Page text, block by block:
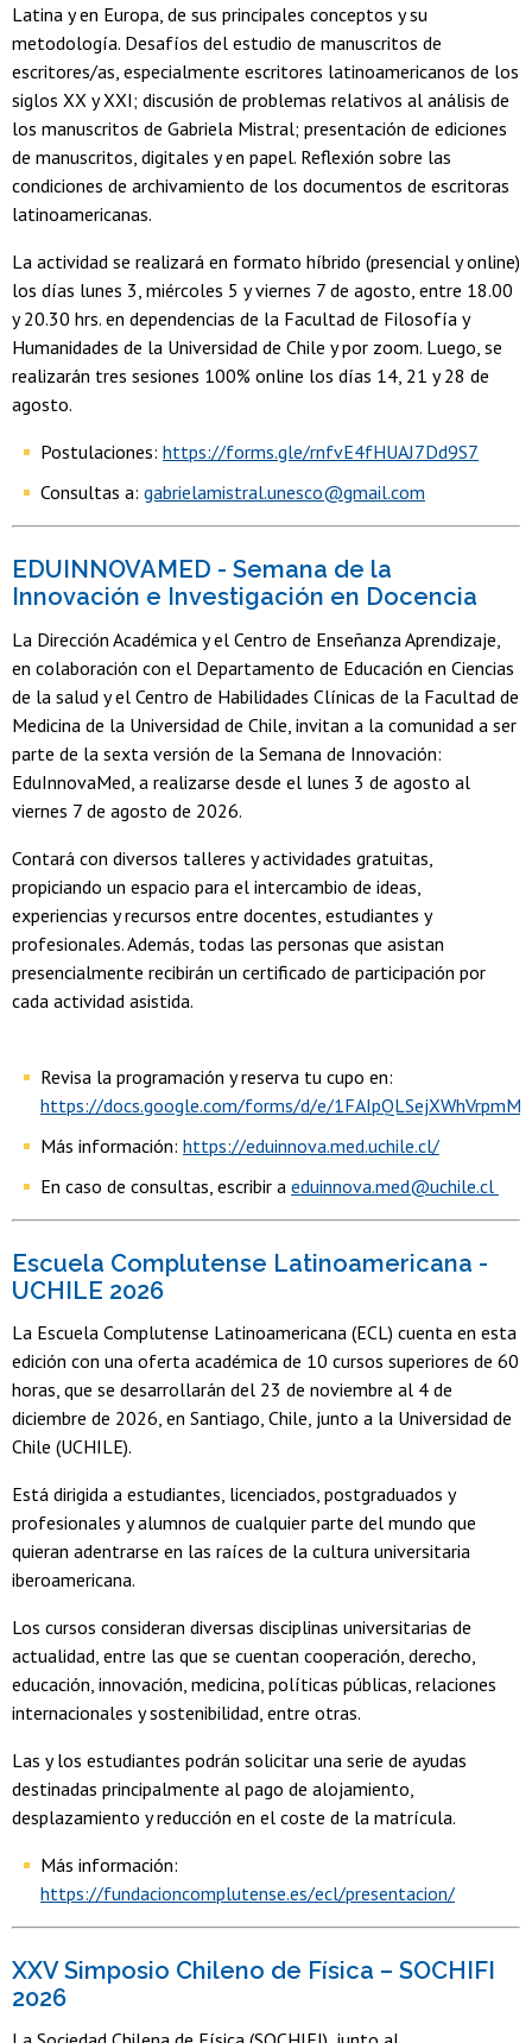
Latina y en Europa, de sus principales conceptos y su
metodología. Desafíos del estudio de manuscritos de
escritores/as, especialmente escritores latinoamericanos de los
siglos XX y XXI; discusión de problemas relativos al análisis de
los manuscritos de Gabriela Mistral; presentación de ediciones
de manuscritos, digitales y en papel. Reflexión sobre las
condiciones de archivamiento de los documentos de escritoras
latinoamericanas.
La actividad se realizará en formato híbrido (presencial y online)
los días lunes 3, miércoles 5 y viernes 7 de agosto, entre 18.00
y 20.30 hrs. en dependencias de la Facultad de Filosofía y
Humanidades de la Universidad de Chile y por zoom. Luego, se
realizarán tres sesiones 100% online los días 14, 21 y 28 de
agosto.
Postulaciones: https://forms.gle/rnfvE4fHUAJ7Dd9S7
Consultas a: gabrielamistral.unesco@gmail.com
EDUINNOVAMED - Semana de la
Innovación e Investigación en Docencia
La Dirección Académica y el Centro de Enseñanza Aprendizaje,
en colaboración con el Departamento de Educación en Ciencias
de la salud y el Centro de Habilidades Clínicas de la Facultad de
Medicina de la Universidad de Chile, invitan a la comunidad a ser
parte de la sexta versión de la Semana de Innovación:
EduInnovaMed, a realizarse desde el lunes 3 de agosto al
viernes 7 de agosto de 2026.
Contará con diversos talleres y actividades gratuitas,
propiciando un espacio para el intercambio de ideas,
experiencias y recursos entre docentes, estudiantes y
profesionales. Además, todas las personas que asistan
presencialmente recibirán un certificado de participación por
cada actividad asistida.
Revisa la programación y reserva tu cupo en:
https://docs.google.com/forms/d/e/
Más información: https://eduinnova.med.uchile.cl/
En caso de consultas, escribir a eduinnova.med@uchile.cl
Escuela Complutense Latinoamericana -
UCHILE 2026
La Escuela Complutense Latinoamericana (ECL) cuenta en esta
edición con una oferta académica de 10 cursos superiores de 60
horas, que se desarrollarán del 23 de noviembre al 4 de
diciembre de 2026, en Santiago, Chile, junto a la Universidad de
Chile (UCHILE).
Está dirigida a estudiantes, licenciados, postgraduados y
profesionales y alumnos de cualquier parte del mundo que
quieran adentrarse en las raíces de la cultura universitaria
iberoamericana.
Los cursos consideran diversas disciplinas universitarias de
actualidad, entre las que se cuentan cooperación, derecho,
educación, innovación, medicina, políticas públicas, relaciones
internacionales y sostenibilidad, entre otras.
Las y los estudiantes podrán solicitar una serie de ayudas
destinadas principalmente al pago de alojamiento,
desplazamiento y reducción en el coste de la matrícula.
Más información:
https://fundacioncomplutense.es/ecl/presentacion/
XXV Simposio Chileno de Física – SOCHIFI
2026